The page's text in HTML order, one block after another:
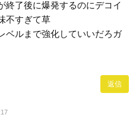
終了後に爆発するのにデコイ
不すぎて草
ベルまで強化していいだろガ
返信